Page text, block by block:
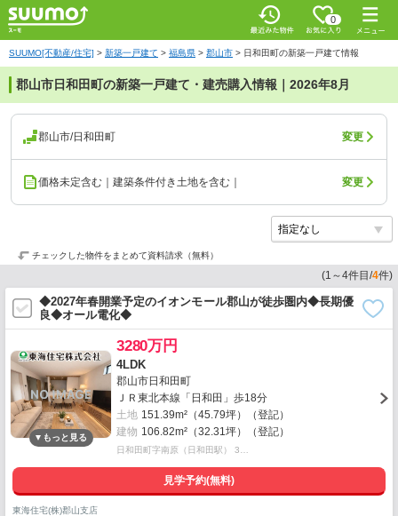
0
SUUMO[不動産/住宅] > 新築一戸建て > 福島県 > 郡山市 > 日和田町の新築一戸建て情報
郡山市日和田町の新築一戸建て・建売購入情報｜2026年8月
郡山市/日和田町 変更
価格未定含む｜建築条件付き土地を含む｜ 変更
チェックした物件をまとめて資料請求（無料）
(1 ～4件目/4件)
◆2027年春開業予定のイオンモール郡山が徒歩圏内◆長期優
良◆オール電化◆
3280万円
4LDK
郡山市日和田町
ＪＲ東北本線「日和田」歩18分
土地 151.39m²（45.79坪）（登記）
建物 106.82m²（32.31坪）（登記）
日和田町字南原（日和田駅） 3…
見学予約(無料)
東海住宅(株)郡山支店